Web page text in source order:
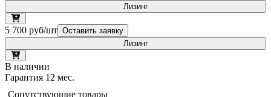
Лизинг
5 700 руб/шт Оставить заявку
Лизинг
В наличии
Гарантия 12 мес.
Сопутствующие товары